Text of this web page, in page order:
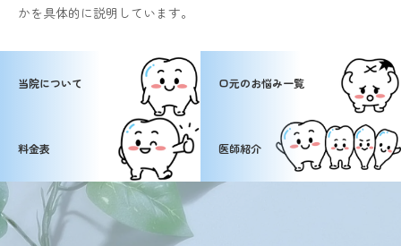
かを具体的に説明しています。
当院について 口元のお悩み一覧
料金表 医師紹介